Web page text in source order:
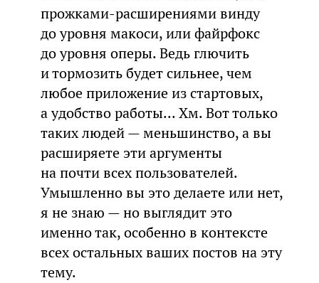
прожками-расширениями винду
до уровня макоси, или файрфокс
до уровня оперы. Ведь глючить
и тормозить будет сильнее, чем
любое приложение из стартовых,
а удобство работы... Хм. Вот только
таких людей — меньшинство, а вы
расширяете эти аргументы
на почти всех пользователей.
Умышленно вы это делаете или нет,
я не знаю — но выглядит это
именно так, особенно в контексте
всех остальных ваших постов на эту
тему.